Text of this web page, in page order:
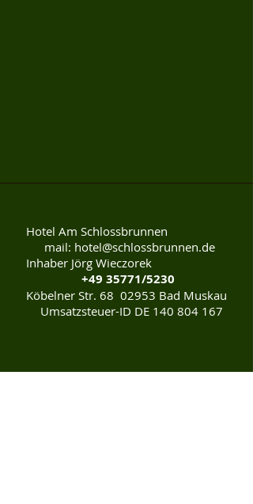
Hotel Am Schlossbrunnen
mail: hotel@schlossbrunnen.de
Inhaber Jörg Wieczorek
+49 35771/5230
Köbelner Str. 68 02953 Bad Muskau
Umsatzsteuer-ID DE 140 804 167